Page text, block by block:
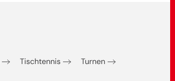
Tischtennis
Turnen